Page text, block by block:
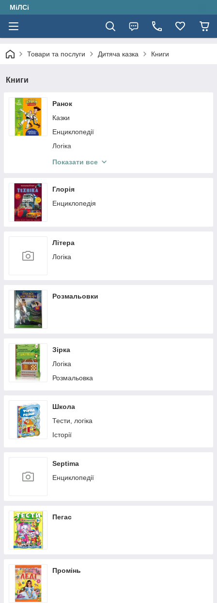
МіЛСі
Товари та послуги Дитяча казка Книги
Книги
Ранок
Казки
Енциклопедії
Логіка
Вірші
Показати все
Глорія
Енциклопедія
Літера
Логіка
Розмальовки
Зірка
Логіка
Розмальовка
Школа
Тести, логіка
Історії
Septima
Енциклопедії
Пегас
Промінь